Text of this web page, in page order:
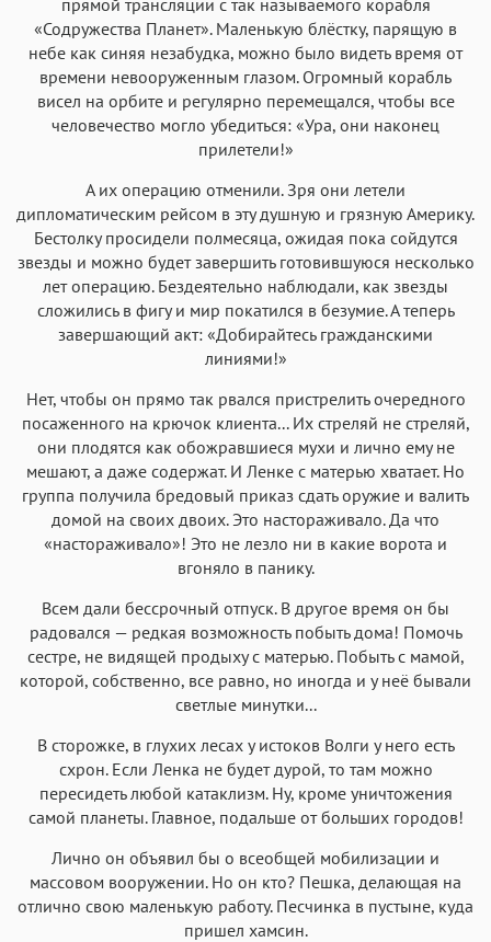
«Содружества Планет». Маленькую блёстку, парящую в
небе как синяя незабудка, можно было видеть время от
времени невооруженным глазом. Огромный корабль
висел на орбите и регулярно перемещался, чтобы все
человечество могло убедиться: «Ура, они наконец
прилетели!»
А их операцию отменили. Зря они летели
дипломатическим рейсом в эту душную и грязную Америку.
Бестолку просидели полмесяца, ожидая пока сойдутся
звезды и можно будет завершить готовившуюся несколько
лет операцию. Бездеятельно наблюдали, как звезды
сложились в фигу и мир покатился в безумие. А теперь
завершающий акт: «Добирайтесь гражданскими
линиями!»
Нет, чтобы он прямо так рвался пристрелить очередного
посаженного на крючок клиента... Их стреляй не стреляй,
они плодятся как обожравшиеся мухи и лично ему не
мешают, а даже содержат. И Ленке с матерью хватает. Но
группа получила бредовый приказ сдать оружие и валить
домой на своих двоих. Это настораживало. Да что
«настораживало»! Это не лезло ни в какие ворота и
вгоняло в панику.
Всем дали бессрочный отпуск. В другое время он бы
радовался — редкая возможность побыть дома! Помочь
сестре, не видящей продыху с матерью. Побыть с мамой,
которой, собственно, все равно, но иногда и у неё бывали
светлые минутки...
В сторожке, в глухих лесах у истоков Волги у него есть
схрон. Если Ленка не будет дурой, то там можно
пересидеть любой катаклизм. Ну, кроме уничтожения
самой планеты. Главное, подальше от больших городов!
Лично он объявил бы о всеобщей мобилизации и
массовом вооружении. Но он кто? Пешка, делающая на
отлично свою маленькую работу. Песчинка в пустыне, куда
пришел хамсин.